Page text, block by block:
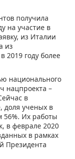
получила
на участие в
из Италии
из
2019 году более
национального
нацпроекта –
в
доля ученых в
56%. Их работы
в феврале 2020
в рамках
Президента